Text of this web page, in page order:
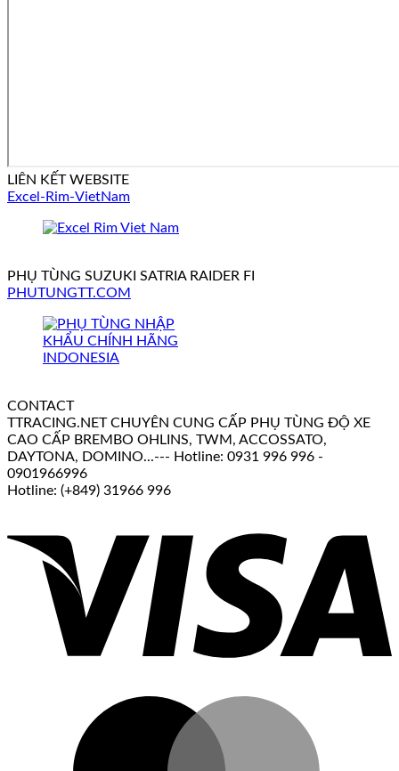
LIÊN KẾT WEBSITE
Excel-Rim-VietNam
PHỤ TÙNG SUZUKI SATRIA RAIDER FI
PHUTUNGTT.COM
CONTACT
TTRACING.NET CHUYÊN CUNG CẤP PHỤ TÙNG ĐỘ XE
CAO CẤP BREMBO OHLINS, TWM, ACCOSSATO,
DAYTONA, DOMINO...--- Hotline: 0931 996 996 -
0901966996
Hotline: (+849) 31966 996